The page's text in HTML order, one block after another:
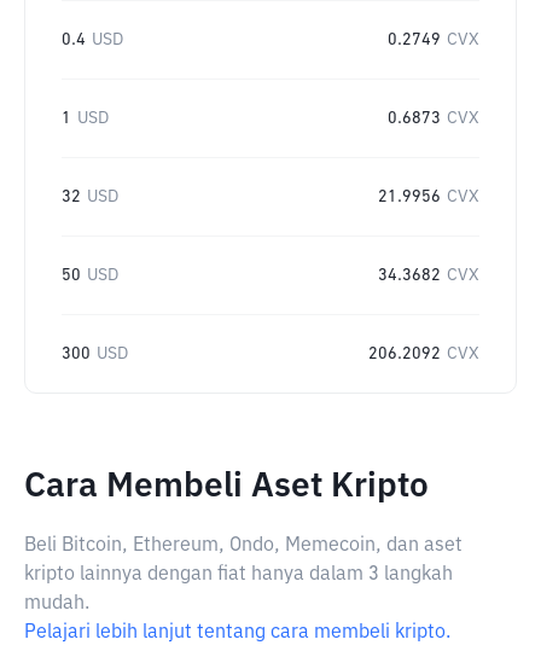
0.4 USD 0.2749 CVX
1 USD 0.6873 CVX
32 USD 21.9956 CVX
50 USD 34.3682 CVX
300 USD 206.2092 CVX
Cara Membeli Aset Kripto
Beli Bitcoin, Ethereum, Ondo, Memecoin, dan aset
kripto lainnya dengan fiat hanya dalam 3 langkah
mudah.
Pelajari lebih lanjut tentang cara membeli kripto.